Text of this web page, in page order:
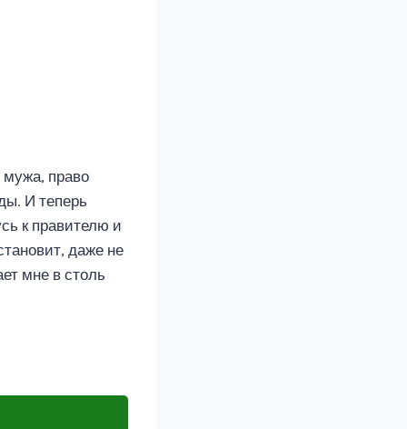
право
И теперь
к правителю и
даже не
мне в столь